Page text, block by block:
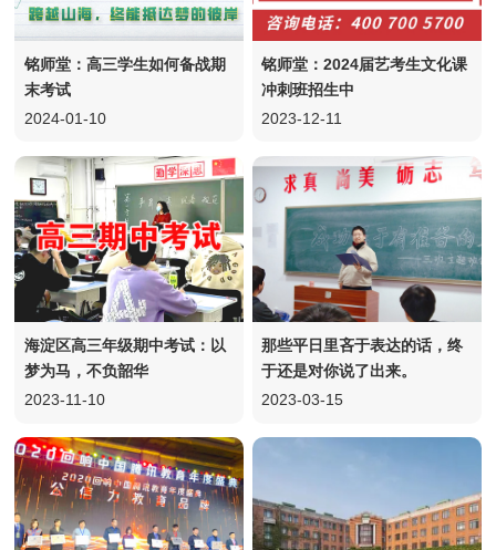
铭师堂：高三学生如何备战期
末考试
2024-01-10
铭师堂：2024届艺考生文化课
冲刺班招生中
2023-12-11
海淀区高三年级期中考试：以
梦为马，不负韶华
2023-11-10
那些平日里吝于表达的话，终
于还是对你说了出来。
2023-03-15